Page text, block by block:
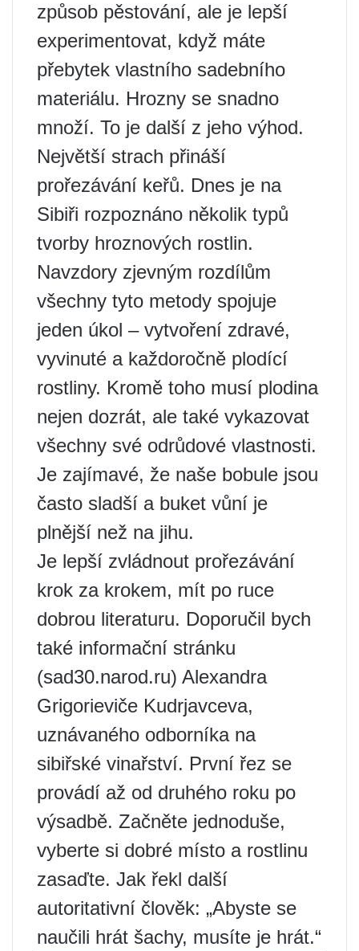
způsob pěstování, ale je lepší
experimentovat, když máte
přebytek vlastního sadebního
materiálu. Hrozny se snadno
množí. To je další z jeho výhod.
Největší strach přináší
prořezávání keřů. Dnes je na
Sibiři rozpoznáno několik typů
tvorby hroznových rostlin.
Navzdory zjevným rozdílům
všechny tyto metody spojuje
jeden úkol – vytvoření zdravé,
vyvinuté a každoročně plodící
rostliny. Kromě toho musí plodina
nejen dozrát, ale také vykazovat
všechny své odrůdové vlastnosti.
Je zajímavé, že naše bobule jsou
často sladší a buket vůní je
plnější než na jihu.
Je lepší zvládnout prořezávání
krok za krokem, mít po ruce
dobrou literaturu. Doporučil bych
také informační stránku
(sad30.narod.ru) Alexandra
Grigorieviče Kudrjavceva,
uznávaného odborníka na
sibiřské vinařství. První řez se
provádí až od druhého roku po
výsadbě. Začněte jednoduše,
vyberte si dobré místo a rostlinu
zasaďte. Jak řekl další
autoritativní člověk: „Abyste se
naučili hrát šachy, musíte je hrát.“